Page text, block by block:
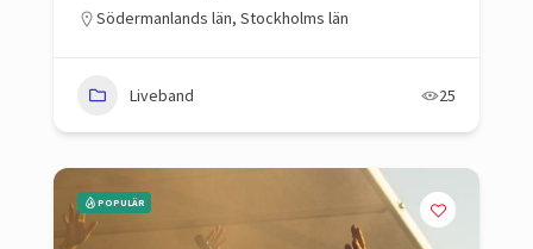
Södermanlands län, Stockholms län
Liveband 25
POPULÄR